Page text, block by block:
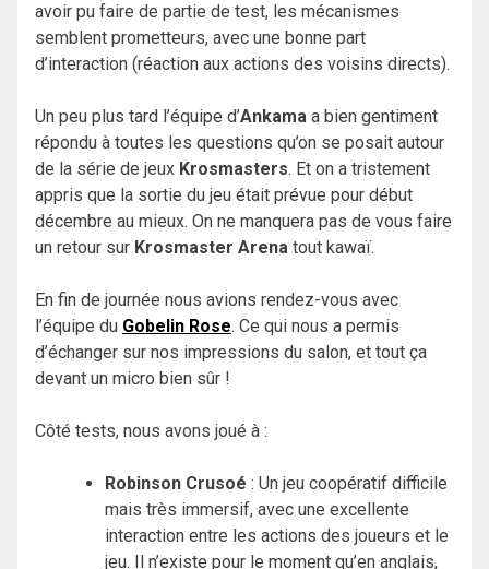
avoir pu faire de partie de test, les mécanismes
semblent prometteurs, avec une bonne part
d’interaction (réaction aux actions des voisins directs).
Un peu plus tard l’équipe d’Ankama a bien gentiment
répondu à toutes les questions qu’on se posait autour
de la série de jeux Krosmasters. Et on a tristement
appris que la sortie du jeu était prévue pour début
décembre au mieux. On ne manquera pas de vous faire
un retour sur Krosmaster Arena tout kawaï.
En fin de journée nous avions rendez-vous avec
l’équipe du Gobelin Rose. Ce qui nous a permis
d’échanger sur nos impressions du salon, et tout ça
devant un micro bien sûr !
Côté tests, nous avons joué à :
Robinson Crusoé : Un jeu coopératif difficile
mais très immersif, avec une excellente
interaction entre les actions des joueurs et le
jeu. Il n’existe pour le moment qu’en anglais,